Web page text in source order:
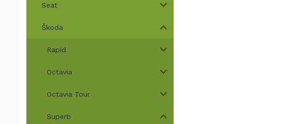
Seat
Škoda
Rapid
Octavia
Octavia Tour
Superb